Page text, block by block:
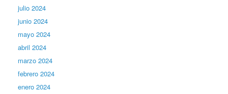
julio 2024
junio 2024
mayo 2024
abril 2024
marzo 2024
febrero 2024
enero 2024